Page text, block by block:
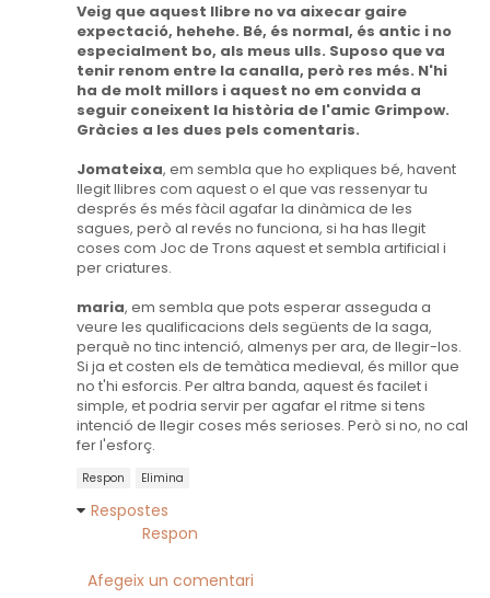
Veig que aquest llibre no va aixecar gaire
expectació, hehehe. Bé, és normal, és antic i no
especialment bo, als meus ulls. Suposo que va
tenir renom entre la canalla, però res més. N'hi
ha de molt millors i aquest no em convida a
seguir coneixent la història de l'amic Grimpow.
Gràcies a les dues pels comentaris.
Jomateixa, em sembla que ho expliques bé, havent
llegit llibres com aquest o el que vas ressenyar tu
després és més fàcil agafar la dinàmica de les
sagues, però al revés no funciona, si ha has llegit
coses com Joc de Trons aquest et sembla artificial i
per criatures.
maria, em sembla que pots esperar asseguda a
veure les qualificacions dels següents de la saga,
perquè no tinc intenció, almenys per ara, de llegir-los.
Si ja et costen els de temàtica medieval, és millor que
no t'hi esforcis. Per altra banda, aquest és facilet i
simple, et podria servir per agafar el ritme si tens
intenció de llegir coses més serioses. Però si no, no cal
fer l'esforç.
Respon Elimina
Respostes
Respon
Afegeix un comentari